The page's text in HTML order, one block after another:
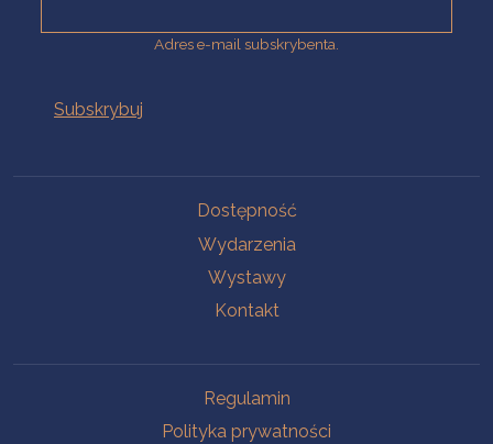
Adres e-mail subskrybenta.
Dostępność
Wydarzenia
Wystawy
Kontakt
Regulamin
Polityka prywatności